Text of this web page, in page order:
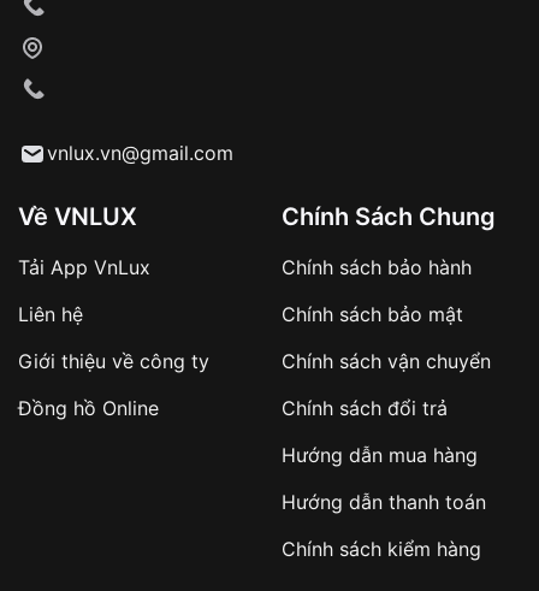
Từ khóa SEO:
sản phẩm đặc biệt
hàng
Số tiền còn lại thanh toán khi nhận hàng hoặc
✔️ Đảm bảo xử lý đơn hàng nhanh chóng
✔️ Hạn chế tình trạng hủy đơn không mong
vnlux.vn@gmail.com
Về VNLUX
Tải App VnLux
Liên hệ
Giới thiệu về công ty
Đồng hồ Online
Chính Sách Chung
Chính sách bảo hành
Chính sách bảo mật
Chính sách vận chuyển
Chính sách đổi trả
Hướng dẫn mua hàng
Hướng dẫn thanh toán
Chính sách kiểm hàng